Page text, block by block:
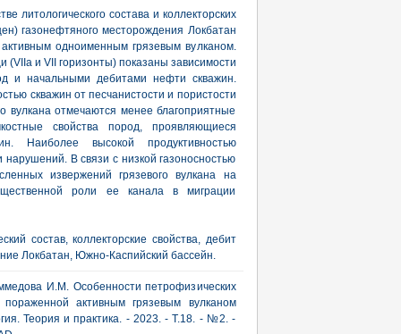
литологического состава и коллекторских
газонефтяного месторождения Локбатан
одноименным грязевым вулканом.
и VII горизонты) показаны зависимости
и начальными дебитами нефти скважин.
скважин от песчанистости и пористости
вулкана отмечаются менее благоприятные
свойства пород, проявляющиеся
Наиболее высокой продуктивностью
В связи с низкой газоносностью
извержений грязевого вулкана на
роли ее канала в миграции
состав, коллекторские свойства, дебит
Локбатан, Южно-Каспийский бассейн.
И.М. Особенности петрофизических
активным грязевым вулканом
Теория и практика. - 2023. - Т.18. - №2. -